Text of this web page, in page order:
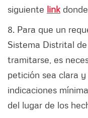
siguiente link
8. Para que un
Sistema Distrital
tramitarse, es
petición sea clara
indicaciones
del lugar de los